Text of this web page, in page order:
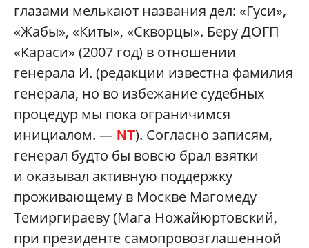
глазами мелькают названия дел: «Гуси»,
«Жабы», «Киты», «Скворцы». Беру ДОГП
«Караси» (2007 год) в отношении
генерала И. (редакции известна фамилия
генерала, но во избежание судебных
процедур мы пока ограничимся
инициалом. — NT). Согласно записям,
генерал будто бы вовсю брал взятки
и оказывал активную поддержку
проживающему в Москве Магомеду
Темиргираеву (Мага Ножайюртовский,
при президенте самопровозглашенной